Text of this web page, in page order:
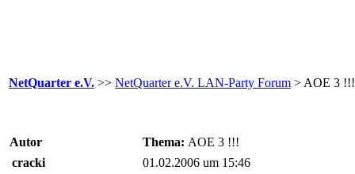
NetQuarter e.V. >> NetQuarter e.V. LAN-Party Forum > AOE 3 !!!
Autor Thema: AOE 3 !!!
cracki
01.02.2006 um 15:46